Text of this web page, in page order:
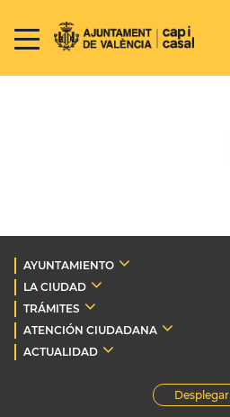
AYUNTAMIENTO
LA CIUDAD
TRÁMITES
ATENCIÓN CIUDADANA
ACTUALIDAD
Desplegar